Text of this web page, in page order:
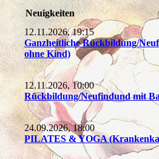
Neuigkeiten
12.11.2026, 19:15
Ganzheitliche Rückbildung/
ohne Kind)
12.11.2026, 10:00
Rückbildung/Neufindund mit
24.09.2026, 18:00
PILATES & YOGA